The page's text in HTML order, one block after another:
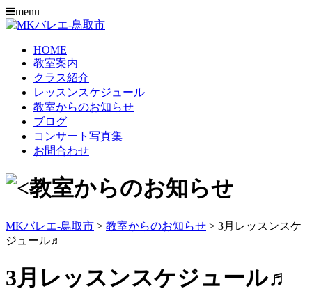
menu
HOME
教室案内
クラス紹介
レッスンスケジュール
教室からのお知らせ
ブログ
コンサート写真集
お問合わせ
MKバレエ-鳥取市 > 教室からのお知らせ > 3月レッスンスケ
ジュール♬
3月レッスンスケジュール♬